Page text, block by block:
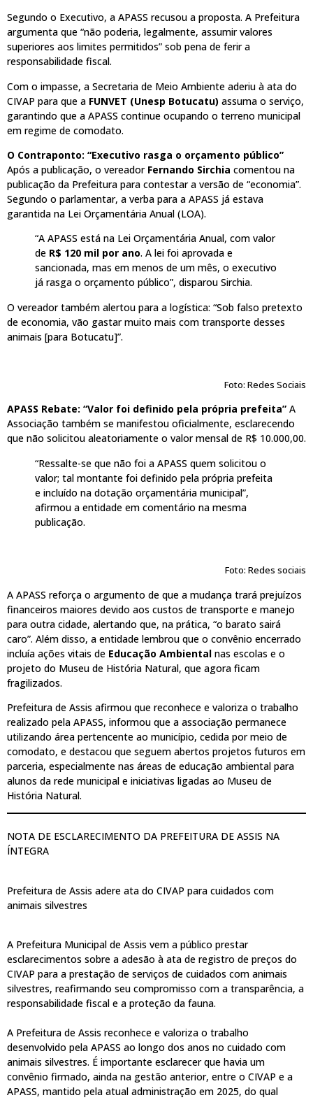
Segundo o Executivo, a APASS recusou a proposta. A Prefeitura
argumenta que “não poderia, legalmente, assumir valores
superiores aos limites permitidos” sob pena de ferir a
responsabilidade fiscal.
Com o impasse, a Secretaria de Meio Ambiente aderiu à ata do
CIVAP para que a FUNVET (Unesp Botucatu) assuma o serviço,
garantindo que a APASS continue ocupando o terreno municipal
em regime de comodato.
O Contraponto: “Executivo rasga o orçamento público”
Após a publicação, o vereador Fernando Sirchia comentou na
publicação da Prefeitura para contestar a versão de “economia”.
Segundo o parlamentar, a verba para a APASS já estava
garantida na Lei Orçamentária Anual (LOA).
“A APASS está na Lei Orçamentária Anual, com valor
de R$ 120 mil por ano. A lei foi aprovada e
sancionada, mas em menos de um mês, o executivo
já rasga o orçamento público”, disparou Sirchia.
O vereador também alertou para a logística: “Sob falso pretexto
de economia, vão gastar muito mais com transporte desses
animais [para Botucatu]”.
Foto: Redes Sociais
APASS Rebate: “Valor foi definido pela própria prefeita” A
Associação também se manifestou oficialmente, esclarecendo
que não solicitou aleatoriamente o valor mensal de R$ 10.000,00.
“Ressalte-se que não foi a APASS quem solicitou o
valor; tal montante foi definido pela própria prefeita
e incluído na dotação orçamentária municipal”,
afirmou a entidade em comentário na mesma
publicação.
Foto: Redes sociais
A APASS reforça o argumento de que a mudança trará prejuízos
financeiros maiores devido aos custos de transporte e manejo
para outra cidade, alertando que, na prática, “o barato sairá
caro”. Além disso, a entidade lembrou que o convênio encerrado
incluía ações vitais de Educação Ambiental nas escolas e o
projeto do Museu de História Natural, que agora ficam
fragilizados.
Prefeitura de Assis afirmou que reconhece e valoriza o trabalho
realizado pela APASS, informou que a associação permanece
utilizando área pertencente ao município, cedida por meio de
comodato, e destacou que seguem abertos projetos futuros em
parceria, especialmente nas áreas de educação ambiental para
alunos da rede municipal e iniciativas ligadas ao Museu de
História Natural.
NOTA DE ESCLARECIMENTO DA PREFEITURA DE ASSIS NA
ÍNTEGRA
Prefeitura de Assis adere ata do CIVAP para cuidados com
animais silvestres
A Prefeitura Municipal de Assis vem a público prestar
esclarecimentos sobre a adesão à ata de registro de preços do
CIVAP para a prestação de serviços de cuidados com animais
silvestres, reafirmando seu compromisso com a transparência, a
responsabilidade fiscal e a proteção da fauna.
A Prefeitura de Assis reconhece e valoriza o trabalho
desenvolvido pela APASS ao longo dos anos no cuidado com
animais silvestres. É importante esclarecer que havia um
convênio firmado, ainda na gestão anterior, entre o CIVAP e a
APASS, mantido pela atual administração em 2025, do qual